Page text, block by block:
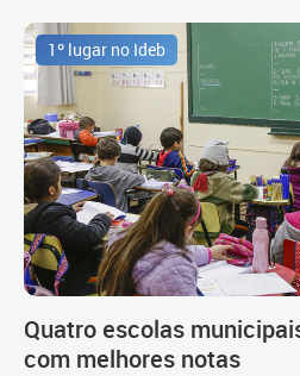
1º lugar no Ideb
Quatro escolas
com melhores notas